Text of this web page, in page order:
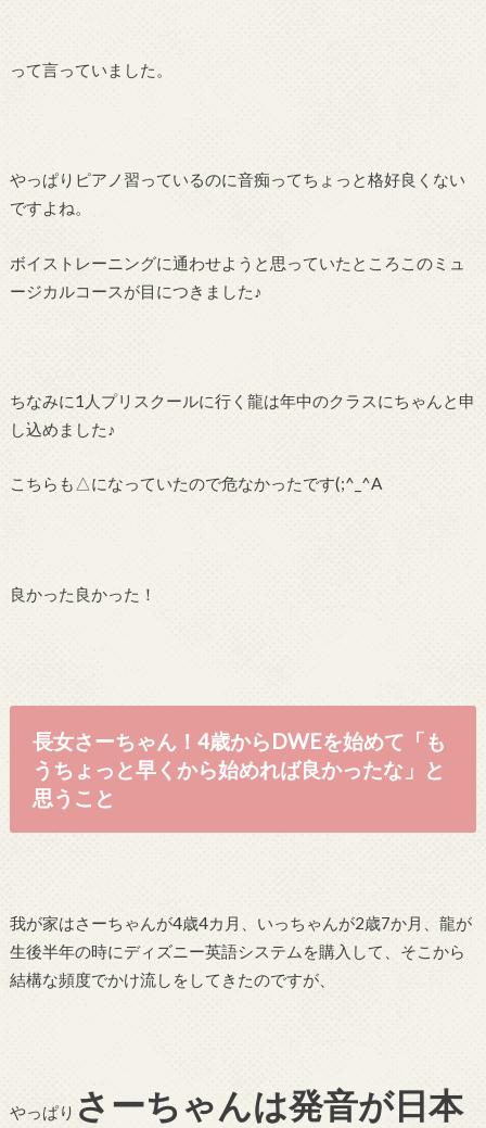
って言っていました。
やっぱりピアノ習っているのに音痴ってちょっと格好良くない
ですよね。
ボイストレーニングに通わせようと思っていたところこのミュ
ージカルコースが目につきました♪
ちなみに1人プリスクールに行く龍は年中のクラスにちゃんと申
し込めました♪
こちらも△になっていたので危なかったです(;^_^A
良かった良かった！
長女さーちゃん！4歳からDWEを始めて「も
うちょっと早くから始めれば良かったな」と
思うこと
我が家はさーちゃんが4歳4カ月、いっちゃんが2歳7か月、龍が
生後半年の時にディズニー英語システムを購入して、そこから
結構な頻度でかけ流しをしてきたのですが、
やっぱり さーちゃんは発音が日本